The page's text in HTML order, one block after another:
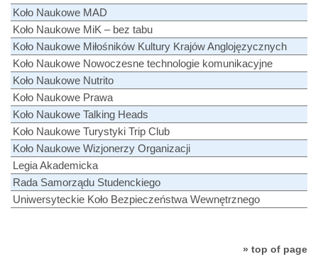
Koło Naukowe MAD
Koło Naukowe MiK – bez tabu
Koło Naukowe Miłośników Kultury Krajów Anglojęzycznych
Koło Naukowe Nowoczesne technologie komunikacyjne
Koło Naukowe Nutrito
Koło Naukowe Prawa
Koło Naukowe Talking Heads
Koło Naukowe Turystyki Trip Club
Koło Naukowe Wizjonerzy Organizacji
Legia Akademicka
Rada Samorządu Studenckiego
Uniwersyteckie Koło Bezpieczeństwa Wewnętrznego
» top of page